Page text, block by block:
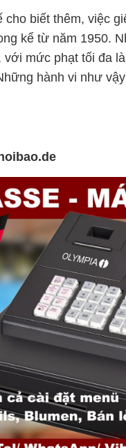
cho biết thêm, việc
kể từ năm 1950.
với mức phạt tối đa
hành vi như